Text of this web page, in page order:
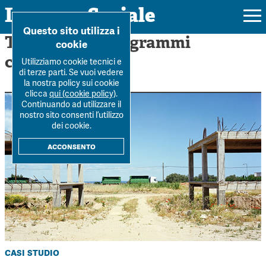
Impresa Sociale
Rivista
Ultimo numero
La Rivista
Submission
Colophon
Autori
Archivio
Argomenti
Forum
Forum
Tutti gli articoli
Autori
Argomenti
Dossier
Tutti i dossier
Workshop Impresa Sociale 2021
Impresa sociale, reciprocità e sostenibilità
Chi siamo
Contatti
Sostienici
Home
Tag: Fondi e programmi
comunitari
casi studio
Questo sito utilizza i
cookie
Utilizziamo cookie tecnici e
di terze parti. Se vuoi vedere
la nostra policy sui cookie
cliccaqui (cookie policy).
Continuando ad utilizzare il
nostro sito consenti l’utilizzo
dei cookie.
acconsento